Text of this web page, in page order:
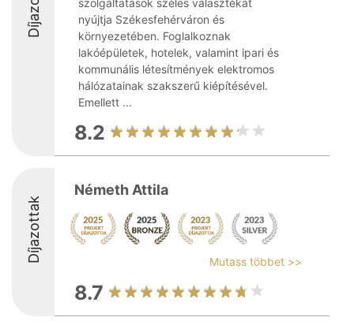
szolgáltatások széles választékát
nyújtja Székesfehérváron és
környezetében. Foglalkoznak
lakóépületek, hotelek, valamint ipari és
kommunális létesítmények elektromos
hálózatainak szakszerű kiépítésével.
Emellett ...
8.2
Díjazottak
Németh Attila
Mutass többet >>
8.7